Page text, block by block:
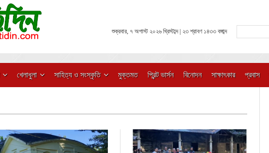
শুক্রবার, ৭ অগাস্ট ২০২৬ খ্রিস্টাব্দ | ২৩ শ্রাবণ ১৪৩৩ বঙ্গাব্দ
খেলাধুলা সাহিত্য ও সংস্কৃতি মুক্তমত প্রিন্ট ভার্সন বিনোদন সাক্ষাৎকার প্রবাস